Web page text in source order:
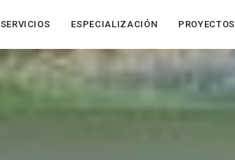
SERVICIOS ESPECIALIZACIÓN PROYECTOS